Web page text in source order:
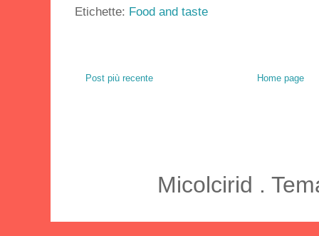
Etichette: Food and taste
Post più recente Home page
Micolcirid .